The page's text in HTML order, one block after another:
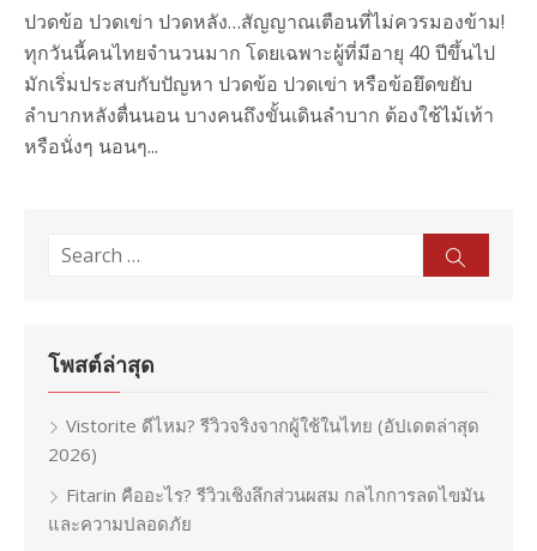
ปวดข้อ ปวดเข่า ปวดหลัง…สัญญาณเตือนที่ไม่ควรมองข้าม!
ทุกวันนี้คนไทยจำนวนมาก โดยเฉพาะผู้ที่มีอายุ 40 ปีขึ้นไป
มักเริ่มประสบกับปัญหา ปวดข้อ ปวดเข่า หรือข้อยึดขยับ
ลำบากหลังตื่นนอน บางคนถึงขั้นเดินลำบาก ต้องใช้ไม้เท้า
หรือนั่งๆ นอนๆ...
Search
โพสต์ล่าสุด
Vistorite ดีไหม? รีวิวจริงจากผู้ใช้ในไทย (อัปเดตล่าสุด
2026)
Fitarin คืออะไร? รีวิวเชิงลึกส่วนผสม กลไกการลดไขมัน
และความปลอดภัย